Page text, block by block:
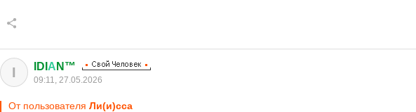
I IDI А N™
09:11, 27.05.2026
От пользователя Ли(и)сса